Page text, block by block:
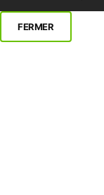
FERMER